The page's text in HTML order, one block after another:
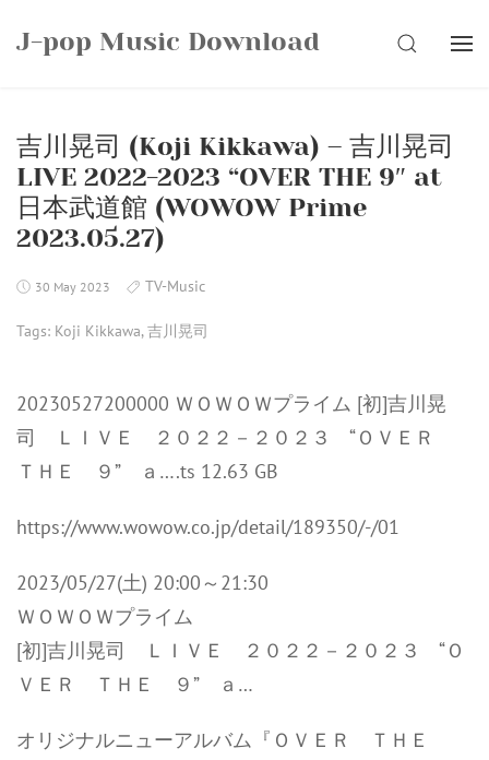
J-pop Music Download SEARCH
吉川晃司 (Koji Kikkawa) – 吉川晃司
LIVE 2022-2023 “OVER THE 9″ at
日本武道館 (WOWOW Prime
2023.05.27)
30 May 2023 TV-Music
Tags: Koji Kikkawa,吉川晃司
20230527200000 ＷＯＷＯＷプライム [初]吉川晃
司 ＬＩＶＥ ２０２２－２０２３ “ＯＶＥＲ
ＴＨＥ ９” ａ….ts 12.63 GB
https://www.wowow.co.jp/detail/189350/-/01
2023/05/27(土) 20:00～21:30
ＷＯＷＯＷプライム
[初]吉川晃司 ＬＩＶＥ ２０２２－２０２３ “Ｏ
ＶＥＲ ＴＨＥ ９” ａ…
オリジナルニューアルバム『ＯＶＥＲ ＴＨＥ